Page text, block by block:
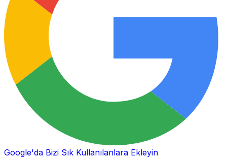
Google'da Bizi Sık Kullanılanlara Ekleyin